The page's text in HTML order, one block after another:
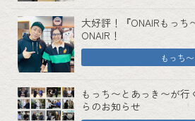
大好評！『ONAIRもっち
ONAIR！
もっち
もっち〜とあっき〜が
らのお知らせ